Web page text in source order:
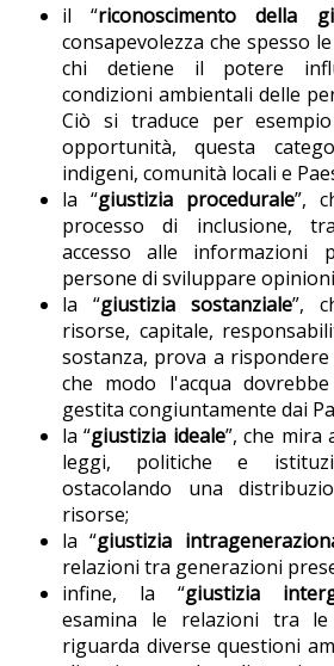
il “riconoscimento della
consapevolezza che spesso
chi detiene il potere
condizioni ambientali delle
Ciò si traduce per
opportunità, questa
indigeni, comunità locali e
la “giustizia procedurale”,
processo di inclusione,
accesso alle informazioni
persone di sviluppare
la “giustizia sostanziale”,
risorse, capitale,
sostanza, prova a rispondere
che modo l'acqua
gestita congiuntamente dai
la “giustizia ideale”, che
leggi, politiche e
ostacolando una
risorse;
la “giustizia
relazioni tra generazioni
infine, la “giustizia
esamina le relazioni tra
riguarda diverse questioni